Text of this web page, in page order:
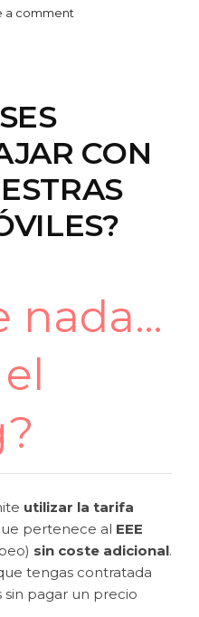
a comment
CON
nada…
utilizar la tarifa
pertenece al EEE
sin coste adicional.
tengas contratada
sin pagar un precio